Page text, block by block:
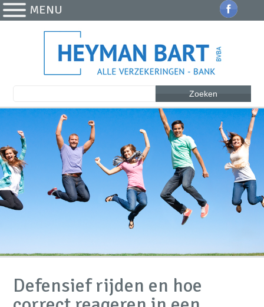
MENU
Zoeken
Defensief rijden en hoe